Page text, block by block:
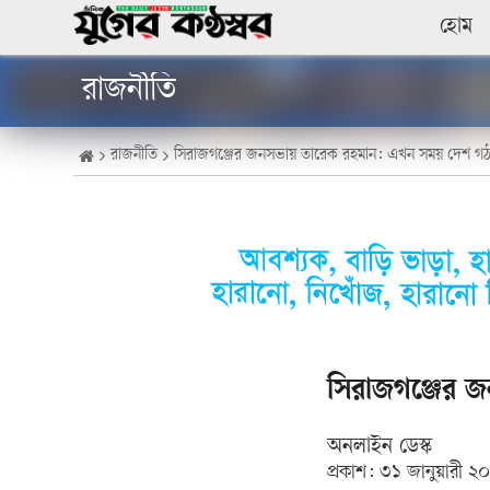
হোম
রাজনীতি
রাজনীতি সিরাজগঞ্জের জনসভায় তারেক রহমান: এখন সময় দেশ
সিরাজগঞ্জের
অনলাইন ডেস্ক
প্রকাশ: ৩১ জানুয়ারী